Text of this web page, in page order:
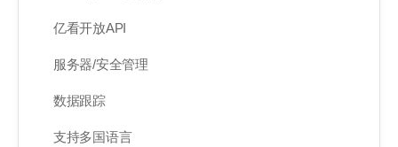
亿看开放API
服务器/安全管理
数据跟踪
支持多国语言